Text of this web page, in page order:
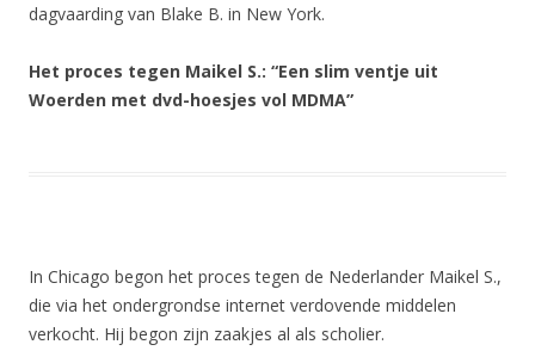
dagvaarding van Blake B. in New York.
Het proces tegen Maikel S.: “Een slim ventje uit
Woerden met dvd-hoesjes vol MDMA”
In Chicago begon het proces tegen de Nederlander Maikel S.,
die via het ondergrondse internet verdovende middelen
verkocht. Hij begon zijn zaakjes al als scholier.